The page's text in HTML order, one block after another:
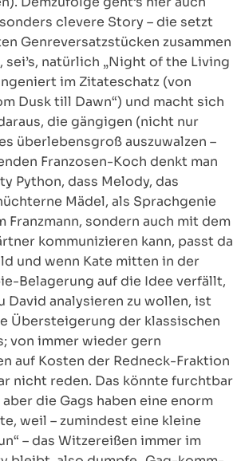
clevere Story – die setzt
Genreversatzstücken zusammen
sei’s, natürlich „Night of the Living
im Zitateschatz (von
Dusk till Dawn“) und macht sich
die gängigen (nicht nur
überlebensgroß auszuwalzen –
Franzosen-Koch denkt man
Python, dass Melody, das
Mädel, als Sprachgenie
Franzmann, sondern auch mit dem
kommunizieren kann, passt da
und wenn Kate mitten in der
Belagerung auf die Idee verfällt,
David analysieren zu wollen, ist
Übersteigerung der klassischen
von immer wieder gern
auf Kosten der Redneck-Fraktion
nicht reden. Das könnte furchtbar
die Gags haben eine enorm
weil – zumindest eine kleine
– das Witzereißen immer im